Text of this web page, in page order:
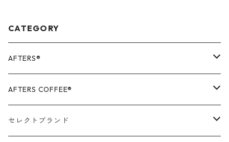
CATEGORY
AFTERS®️
OUTER
TOPS
AFTERS COFFEE®️
APPALEL / GOODS
セレクトブランド